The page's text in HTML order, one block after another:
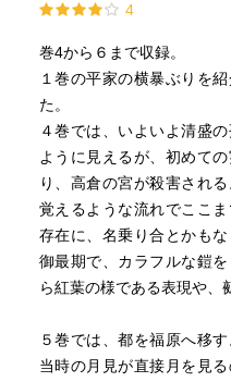
4
巻4から６まで収録。
１巻の平家の横暴ぶりを
た。
４巻では、いよいよ清盛
ように見えるが、初めて
り、高倉の宮が殺害され
覚えるような流れでここ
存在に、名乗り合とかも
御最期で、カラフルな鎧
ら紅葉の様である表現や、
５巻では、都を福原へ移
当時の月見が直接月を見